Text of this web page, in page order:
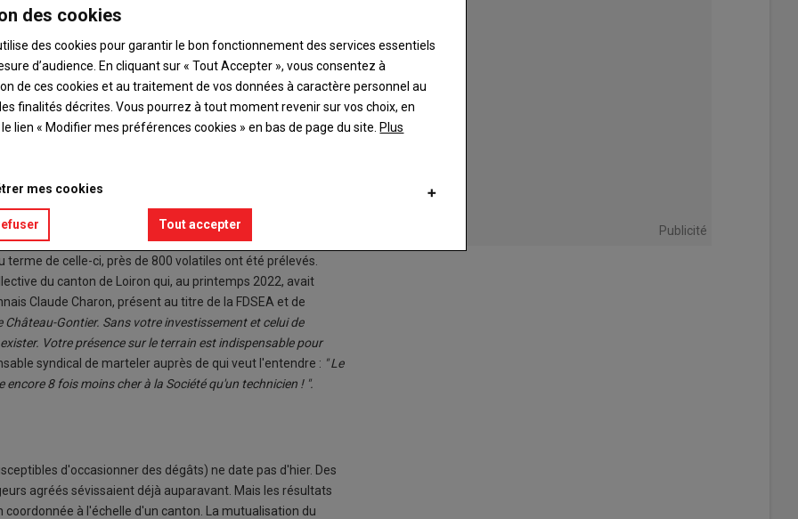
se sont réunis pour la photo prise à Chemazé,
FDSEA du canton de Château-Gontier.
se réunissaient pour clore leur opération collective de
canton de Château-Gontier. Réunis pour la troisième fois
et piégeurs étaient présents pour tirer le bilan de
de celle-ci, près de 800 volatiles ont été prélevés.
du canton de Loiron qui, au printemps 2022, avait
Claude Charon, présent au titre de la FDSEA et de
Château-Gontier. Sans votre investissement et celui de
Votre présence sur le terrain est indispensable pour
syndical de marteler auprès de qui veut l'entendre : " Le
8 fois moins cher à la Société qu'un technicien ! ".
d'occasionner des dégâts) ne date pas d'hier. Des
agréés sévissaient déjà auparavant. Mais les résultats
à l'échelle d'un canton. La mutualisation du
Publicité
des cookies
des cookies pour garantir le bon fonctionnement des services essentiels
d’audience. En cliquant sur « Tout Accepter », vous consentez à
de ces cookies et au traitement de vos données à caractère personnel au
finalités décrites. Vous pourrez à tout moment revenir sur vos choix, en
lien « Modifier mes préférences cookies » en bas de page du site.Plus
mes cookies
Tout accepter